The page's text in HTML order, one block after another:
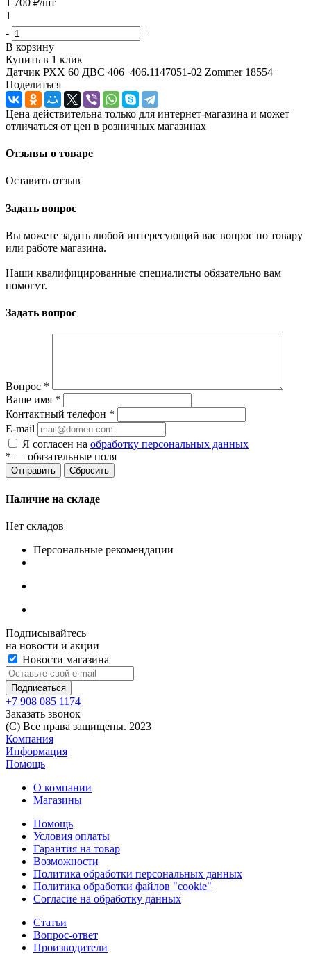
1
-
+
В корзину
Купить в 1 клик
Датчик РХХ 60 ДВС 406 406.1147051-02 Zommer 18554
Поделиться
Цена действительна только для интернет-магазина и может
отличаться от цен в розничных магазинах
Отзывы о товаре
Оставить отзыв
Задать вопрос
Вы можете задать любой интересующий вас вопрос по товару
или работе магазина.
Наши квалифицированные специалисты обязательно вам
помогут.
Задать вопрос
Вопрос *
Ваше имя *
Контактный телефон *
E-mail
Я согласен на обработку персональных данных
* — обязательные поля
Сбросить
Наличие на складе
Нет складов
Персональные рекомендации
Подписывайтесь
на новости и акции
Новости магазина
+7 908 085 1174
Заказать звонок
(C) Все права защищены. 2023
Компания
Информация
Помощь
О компании
Магазины
Помощь
Условия оплаты
Гарантия на товар
Возможности
Политика обработки персональных данных
Политика обработки файлов "cookie"
Согласие на обработку данных
Статьи
Вопрос-ответ
Производители